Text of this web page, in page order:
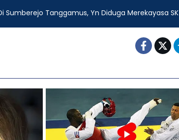
Sumberejo Tanggamus, Yn Diduga Merekayasa SK